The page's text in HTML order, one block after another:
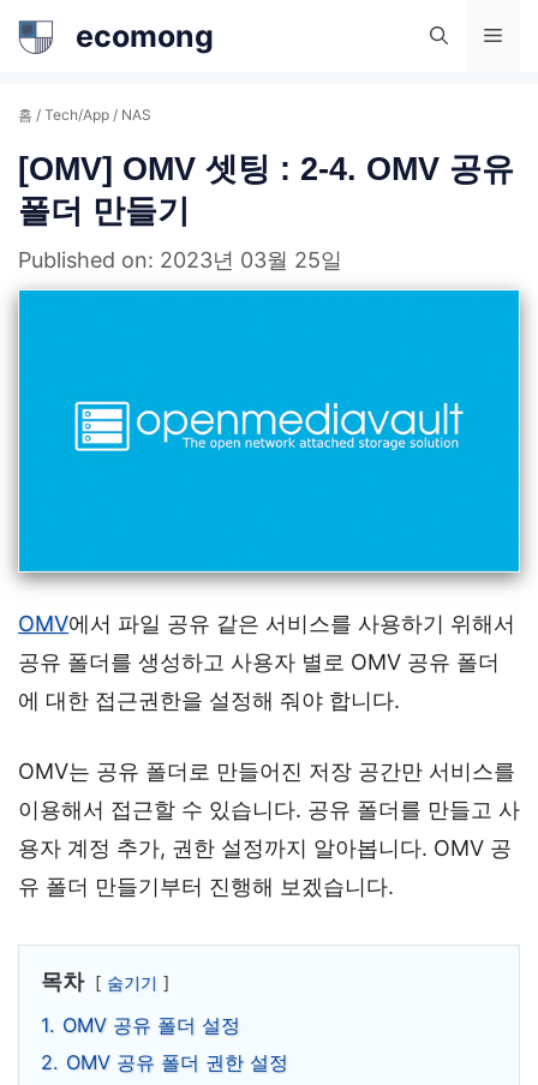
컨
뛰
기
ecomong 메
홈 / Tech/App / NAS
[OMV] OMV 셋팅 : 2-4. OMV 공유
폴더 만들기
Published on: 2023년 03월 25일
OMV에서 파일 공유 같은 서비스를 사용하기 위해서
공유 폴더를 생성하고 사용자 별로 OMV 공유 폴더
에 대한 접근권한을 설정해 줘야 합니다.
OMV는 공유 폴더로 만들어진 저장 공간만 서비스를
이용해서 접근할 수 있습니다. 공유 폴더를 만들고 사
용자 계정 추가, 권한 설정까지 알아봅니다. OMV 공
유 폴더 만들기부터 진행해 보겠습니다.
목차 숨기기
1. OMV 공유 폴더 설정
2. OMV 공유 폴더 권한 설정